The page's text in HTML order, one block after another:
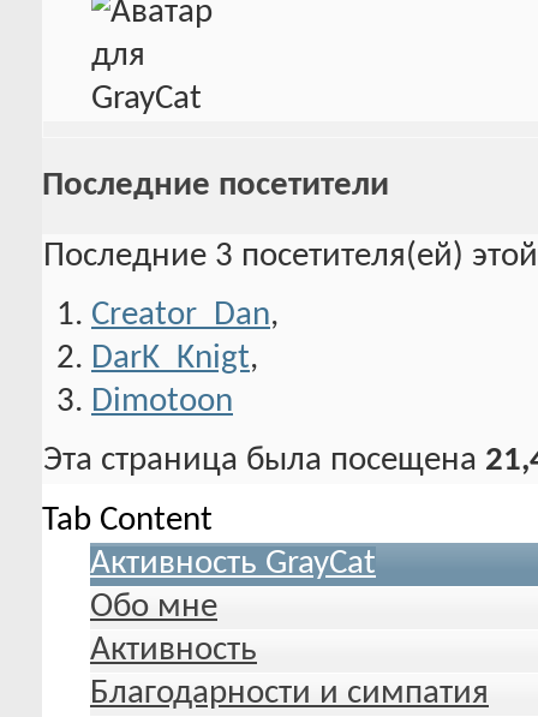
Последние посетители
Последние 3 посетителя(ей)
Creator_Dan,
DarK_Knigt,
Dimotoon
Эта страница была посещена
Tab Content
Активность GrayCat
Обо мне
Активность
Благодарности и симпатия